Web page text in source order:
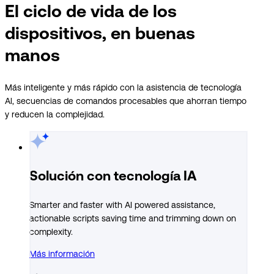
El ciclo de vida de los
dispositivos, en buenas
manos
Más inteligente y más rápido con la asistencia de tecnología
Al, secuencias de comandos procesables que ahorran tiempo
y reducen la complejidad.
Solución con tecnología IA
Smarter and faster with AI powered assistance,
actionable scripts saving time and trimming down on
complexity.
Más información